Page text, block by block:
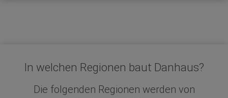
In welchen Regionen baut Danhaus?
Die folgenden Regionen werden von